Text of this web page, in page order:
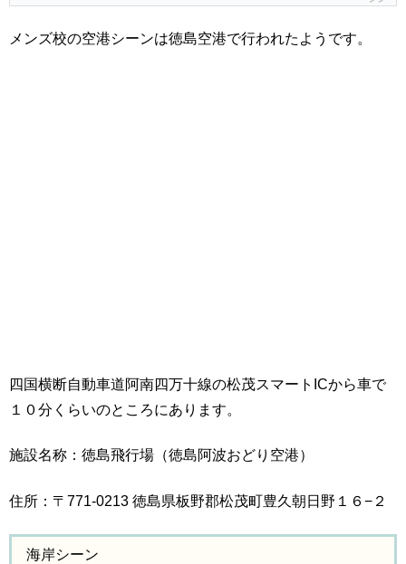
メンズ校の空港シーンは徳島空港で行われたようです。
四国横断自動車道阿南四万十線の松茂スマートICから車で
１０分くらいのところにあります。
施設名称：徳島飛行場（徳島阿波おどり空港）
住所：〒771-0213 徳島県板野郡松茂町豊久朝日野１６−２
海岸シーン